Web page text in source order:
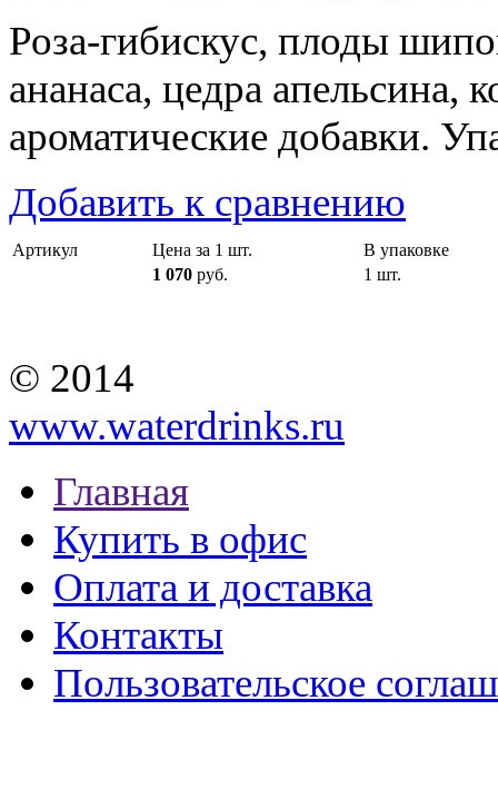
Роза-гибискус, плоды
ананаса, цедра апельсина,
ароматические добавки.
Добавить к сравнению
Артикул Цена за 1 шт.
В упаковке
1 070 руб. 1 шт.
© 2014
www.waterdrinks.ru
Главная
Купить в офис
Оплата и доставка
Контакты
Пользовательское